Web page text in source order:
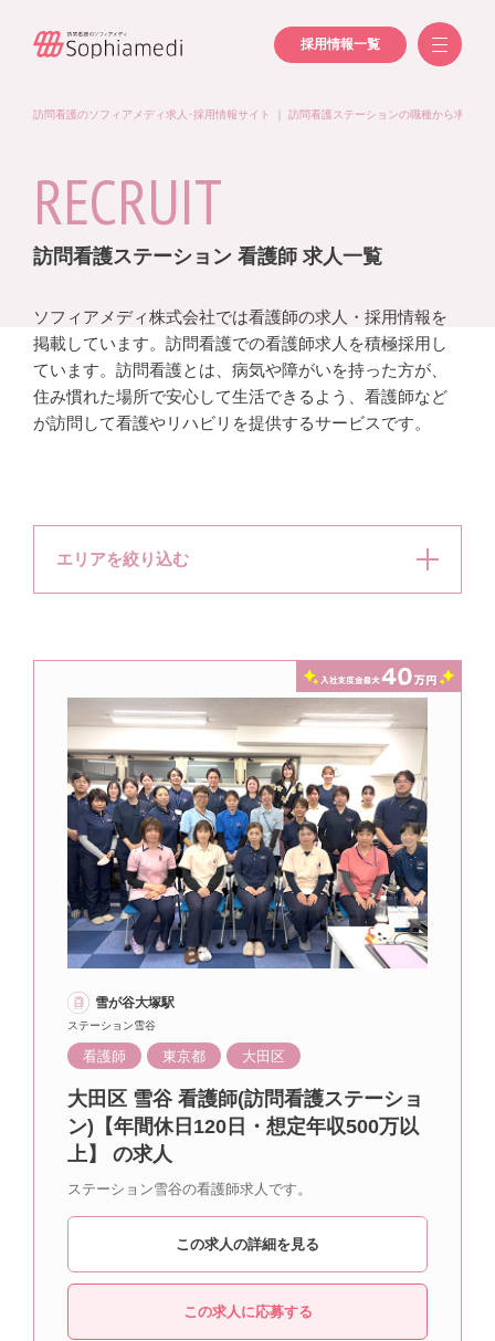
採用情報一覧
訪問看護のソフィアメディ求人･採用情報サイト 訪問看護ステーションの職種から求人を
RECRUIT
訪問看護ステーション 看護師 求人一覧
ソフィアメディ株式会社では看護師の求人・採用情報を
掲載しています。訪問看護での看護師求人を積極採用し
ています。訪問看護とは、病気や障がいを持った方が、
住み慣れた場所で安心して生活できるよう、看護師など
が訪問して看護やリハビリを提供するサービスです。
エリアを絞り込む
雪が谷大塚駅
ステーション雪谷
看護師 東京都 大田区
大田区 雪谷 看護師(訪問看護ステーショ
ン)【年間休日120日・想定年収500万以
上】 の求人
ステーション雪谷の看護師求人です。
この求人の詳細を見る
この求人に応募する